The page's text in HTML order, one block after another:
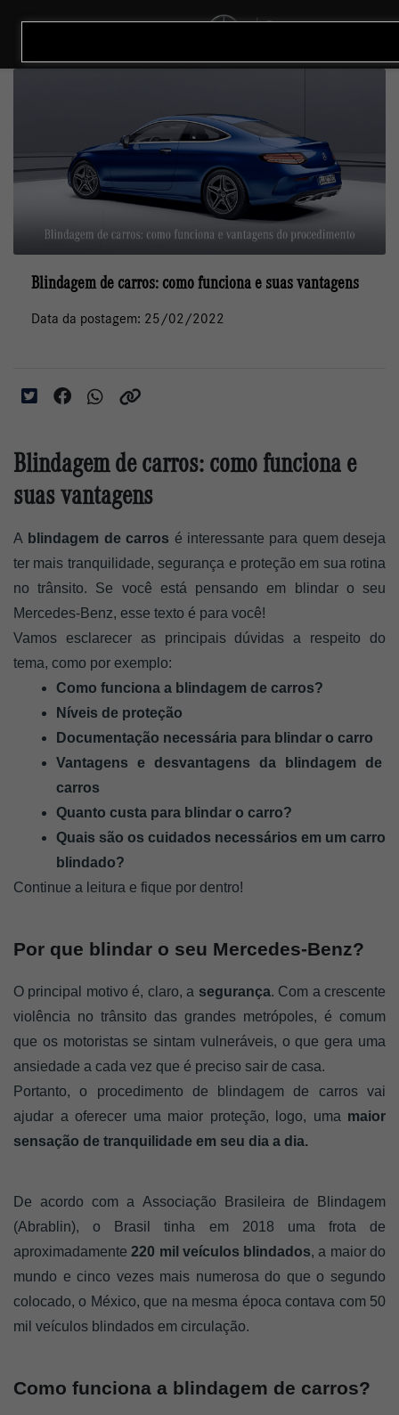
Blindagem de carros: como funciona e suas vantagens
Data da postagem: 25/02/2022
Blindagem de carros: como funciona e
suas vantagens
A blindagem de carros é interessante para quem deseja
ter mais tranquilidade, segurança e proteção em sua rotina
no trânsito. Se você está pensando em blindar o seu
Mercedes-Benz, esse texto é para você!
Vamos esclarecer as principais dúvidas a respeito do
tema, como por exemplo:
Como funciona a blindagem de carros?
Níveis de proteção
Documentação necessária para blindar o carro
Vantagens e desvantagens da blindagem de
carros
Quanto custa para blindar o carro?
Quais são os cuidados necessários em um carro
blindado?
Continue a leitura e fique por dentro!
Por que blindar o seu Mercedes-Benz?
O principal motivo é, claro, a segurança. Com a crescente
violência no trânsito das grandes metrópoles, é comum
que os motoristas se sintam vulneráveis, o que gera uma
ansiedade a cada vez que é preciso sair de casa.
Portanto, o procedimento de blindagem de carros vai
ajudar a oferecer uma maior proteção, logo, uma maior
sensação de tranquilidade em seu dia a dia.
De acordo com a Associação Brasileira de Blindagem
(Abrablin), o Brasil tinha em 2018 uma frota de
aproximadamente 220 mil veículos blindados, a maior do
mundo e cinco vezes mais numerosa do que o segundo
colocado, o México, que na mesma época contava com 50
mil veículos blindados em circulação.
Como funciona a blindagem de carros?